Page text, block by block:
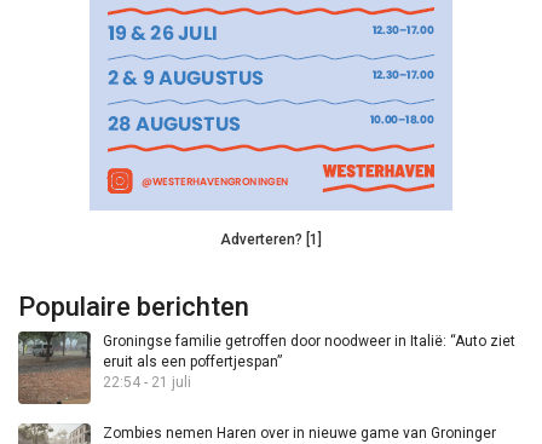
Adverteren? [1]
Populaire berichten
Groningse familie getroffen door noodweer in Italië: “Auto ziet
eruit als een poffertjespan”
22:54 - 21 juli
Zombies nemen Haren over in nieuwe game van Groninger